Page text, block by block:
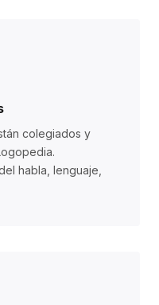
colegiados y
habla, lenguaje,